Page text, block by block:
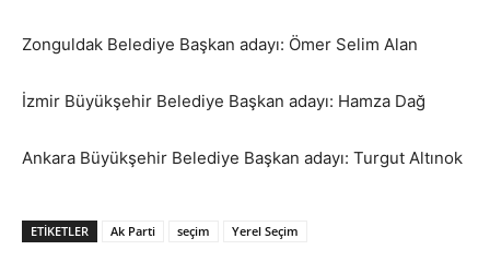
Zonguldak Belediye Başkan adayı: Ömer Selim Alan
İzmir Büyükşehir Belediye Başkan adayı: Hamza Dağ
Ankara Büyükşehir Belediye Başkan adayı: Turgut Altınok
ETİKETLER Ak Parti seçim Yerel Seçim